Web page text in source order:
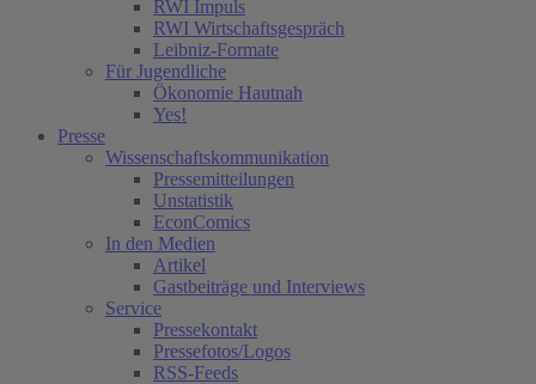
RWI Impuls
RWI Wirtschaftsgespräch
Leibniz-Formate
Für Jugendliche
Ökonomie Hautnah
Yes!
Presse
Wissenschaftskommunikation
Pressemitteilungen
Unstatistik
EconComics
In den Medien
Artikel
Gastbeiträge und Interviews
Service
Pressekontakt
Pressefotos/Logos
RSS-Feeds